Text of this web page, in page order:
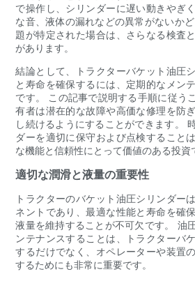
で操作し、シリンダーに遅い動きやぎ
な音、液体の漏れなどの異常がないか
題が特定された場合は、さらなる検査
があります。
結論として、トラクターバケット油圧
と寿命を確保するには、定期的なメン
です。 この記事で説明する手順に従う
有者は潜在的な故障や高価な修理を防
し続けるようにすることができます。
ダーを適切に保守および点検すること
な機能と信頼性にとって価値のある投資
適切な潤滑と液量の重要性
トラクターのバケット油圧シリンダー
ネントであり、最適な性能と寿命を確
液量を維持することが不可欠です。 油
ンテナンスすることは、トラクターバ
するだけでなく、オペレーターや装置
するためにも非常に重要です。